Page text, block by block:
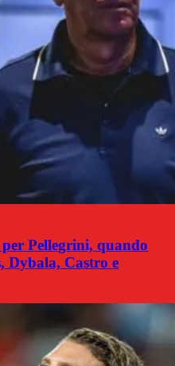
Pellegrini, quando
Dybala, Castro e